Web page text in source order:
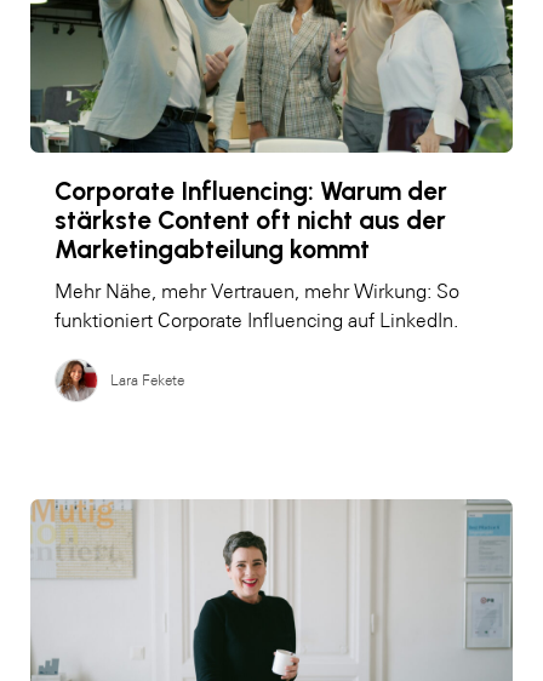
Corporate Influencing: Warum der
stärkste Content oft nicht aus der
Marketingabteilung kommt
Mehr Nähe, mehr Vertrauen, mehr Wirkung: So
funktioniert Corporate Influencing auf LinkedIn.
Lara Fekete